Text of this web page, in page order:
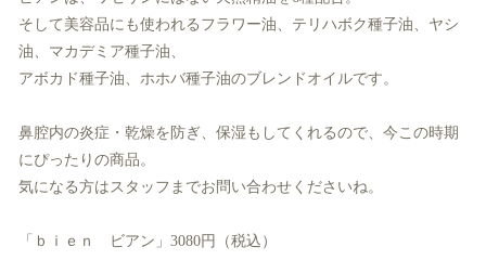
そして美容品にも使われるフラワー油、テリハボク種子油、ヤシ
油、マカデミア種子油、
アボカド種子油、ホホバ種子油のブレンドオイルです。
鼻腔内の炎症・乾燥を防ぎ、保湿もしてくれるので、今この時期
にぴったりの商品。
気になる方はスタッフまでお問い合わせくださいね。
「ｂｉｅｎ ビアン」3080円（税込）